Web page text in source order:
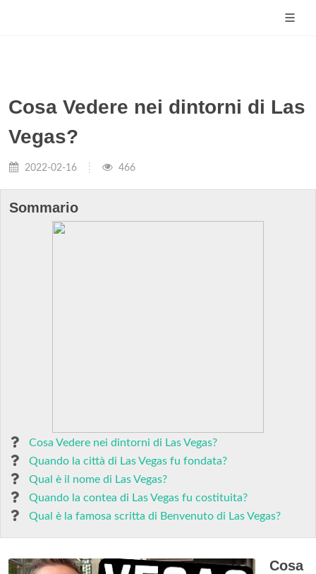
Cosa Vedere nei dintorni di Las
Vegas?
2022-02-16 466
Sommario
Cosa Vedere nei dintorni di Las Vegas?
Quando la città di Las Vegas fu fondata?
Qual è il nome di Las Vegas?
Quando la contea di Las Vegas fu costituita?
Qual è la famosa scritta di Benvenuto di Las Vegas?
Cosa